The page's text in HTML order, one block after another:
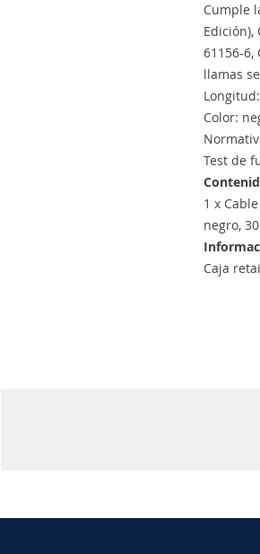
Cumple
Edición),
61156-6,
llamas
Color:
Test de
1 x
negro,
Caja